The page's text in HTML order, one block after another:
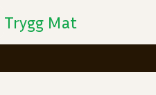
Trygg Mat